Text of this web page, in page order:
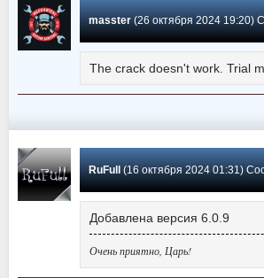
masster(26 октября 2024 19:20) Сообщение
The crack doesn't work. Trial
RuFull (16 октября 2024 01:31) Сообщение
Добавлена версия 6.0.9
Очень приятно, Царь!